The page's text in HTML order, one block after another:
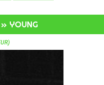
YOUNG